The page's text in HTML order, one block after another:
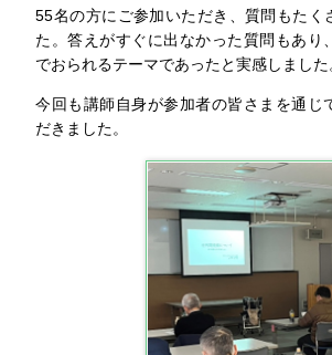
55名の方にご参加いただき、質問もたく
た。答えがすぐに出なかった質問もあり
でおられるテーマであったと実感しました
今回も講師自身が参加者の皆さまを通じ
だきました。